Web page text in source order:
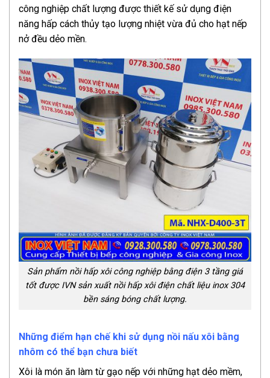
công nghiệp chất lượng được thiết kế sử dụng điện
năng hấp cách thủy tạo lượng nhiệt vừa đủ cho hạt nếp
nở đều dẻo mền.
Sản phẩm nồi hấp xôi công nghiệp bằng điện 3 tầng giá
tốt được IVN sản xuất nồi hấp xôi điện chất liệu inox 304
bền sáng bóng chất lượng.
Những điểm hạn chế khi sử dụng nồi nấu xôi bằng
nhôm có thể bạn chưa biết
Xôi là món ăn làm từ gạo nếp với những hạt dẻo mềm,